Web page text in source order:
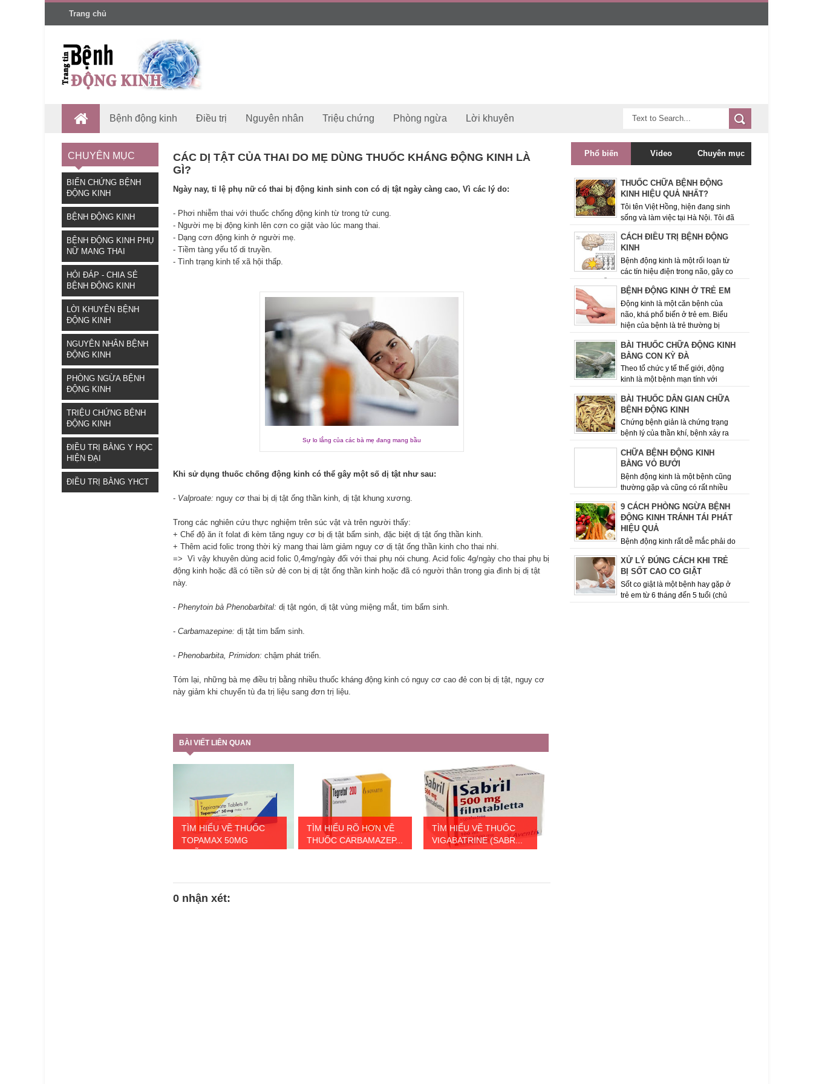
Trang chủ
Bệnh động kinh Điều trị Nguyên nhân Triệu chứng Phòng ngừa Lời khuyên
CHUYÊN MỤC
BIẾN CHỨNG BỆNH
ĐỘNG KINH
BỆNH ĐỘNG KINH
BỆNH ĐỘNG KINH PHỤ
NỮ MANG THAI
HỎI ĐÁP - CHIA SẺ
BỆNH ĐỘNG KINH
LỜI KHUYÊN BỆNH
ĐỘNG KINH
NGUYÊN NHÂN BỆNH
ĐỘNG KINH
PHÒNG NGỪA BỆNH
ĐỘNG KINH
TRIỆU CHỨNG BỆNH
ĐỘNG KINH
ĐIỀU TRỊ BẰNG Y HỌC
HIỆN ĐẠI
ĐIỀU TRỊ BẰNG YHCT
CÁC DỊ TẬT CỦA THAI DO MẸ DÙNG THUỐC KHÁNG ĐỘNG KINH LÀ
GÌ?
Ngày nay, tỉ lệ phụ nữ có thai bị động kinh sinh con có dị tật ngày càng cao, Vì các lý do:
- Phơi nhiễm thai với thuốc chống động kinh từ trong tử cung.
- Người mẹ bị động kinh lên cơn co giật vào lúc mang thai.
- Dạng cơn động kinh ở người mẹ.
- Tiềm tàng yếu tố di truyền.
- Tình trạng kinh tế xã hội thấp.
Sự lo lắng của các bà mẹ đang mang bầu
Khi sử dụng thuốc chống động kinh có thể gây một số dị tật như sau:
- Valproate: nguy cơ thai bị dị tật ống thần kinh, dị tật khung xương.
Trong các nghiên cứu thực nghiệm trên súc vật và trên người thấy:
+ Chế độ ăn ít folat đi kèm tăng nguy cơ bị dị tật bẩm sinh, đặc biệt dị tật ống thần kinh.
+ Thêm acid folic trong thời kỳ mang thai làm giảm nguy cơ dị tật ống thần kinh cho thai nhi.
=> Vì vậy khuyên dùng acid folic 0,4mg/ngày đối với thai phụ nói chung. Acid folic 4g/ngày cho thai phụ bị
động kinh hoặc đã có tiền sử đẻ con bị dị tật ống thần kinh hoặc đã có người thân trong gia đình bị dị tật
này.
- Phenytoin bà Phenobarbital: dị tật ngón, dị tật vùng miệng mắt, tim bẩm sinh.
- Carbamazepine: dị tật tim bẩm sinh.
- Phenobarbita, Primidon: chậm phát triển.
Tóm lại, những bà mẹ điều trị bằng nhiều thuốc kháng động kinh có nguy cơ cao đẻ con bị dị tật, nguy cơ
này giảm khi chuyển tù đa trị liệu sang đơn trị liệu.
BÀI VIẾT LIÊN QUAN
TÌM HIỂU VỀ THUỐC
TOPAMAX 50MG
CHỮA...
TÌM HIỂU RÕ HƠN VỀ
THUỐC CARBAMAZEP...
TÌM HIỂU VỀ THUỐC
VIGABATRINE (SABR...
0 nhận xét:
Phổ biến Video Chuyên mục
THUỐC CHỮA BỆNH ĐỘNG
KINH HIỆU QUẢ NHẤT?
Tôi tên Việt Hồng, hiện đang sinh
sống và làm việc tại Hà Nội. Tôi đã
thời gian và rất quan ...CÁCH ĐIỀU TRỊ BỆNH ĐỘNG
KINH
Bệnh động kinh là một rối loạn từ
các tín hiệu điện trong não, gây co
giản là nhìn ngây ...BỆNH ĐỘNG KINH Ở TRẺ EM
Động kinh là một căn bệnh của
não, khá phổ biến ở trẻ em. Biểu
hiện của bệnh là trẻ thường bị
BÀI THUỐC CHỮA ĐỘNG KINH
BẰNG CON KỲ ĐÀ
Theo tổ chức y tế thế giới, động
kinh là một bệnh mạn tính với
lặp đi lặp lại các cơn co ...BÀI THUỐC DÂN GIAN CHỮA
BỆNH ĐỘNG KINH
Chứng bệnh giản là chứng trạng
bệnh lý của thần khí, bệnh xảy ra
nhân sự mắt trực thị sù...CHỮA BỆNH ĐỘNG KINH
BẰNG VỎ BƯỞI
Bệnh động kinh là một bệnh cũng
thường gặp và cũng có rất nhiều
bệnh lý tương đối phổ...9 CÁCH PHÒNG NGỪA BỆNH
ĐỘNG KINH TRÁNH TÁI PHÁT
HIỆU QUẢ
Bệnh động kinh rất dễ mắc phải do
của con người hiện nay. Việc giữ cho mình chế
độ ăn uốn...
XỬ LÝ ĐÚNG CÁCH KHI TRẺ
BỊ SỐT CAO CO GIẬT
Sốt co giật là một bệnh hay gặp ở
trẻ em từ 6 tháng đến 5 tuổi (chủ